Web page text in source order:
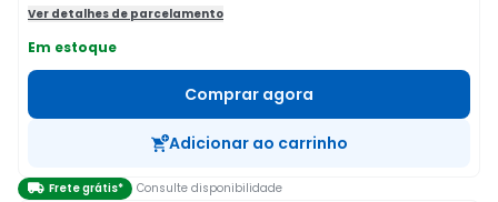
Ver detalhes de parcelamento
Em estoque
Comprar agora
Adicionar ao carrinho
 Frete grátis* Consulte disponibilidade